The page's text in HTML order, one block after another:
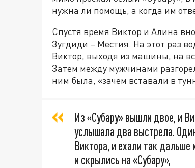
нужна ли помощь, а когда им
Спустя время Виктор и Алина
Зугдиди – Местия. На этот раз
Виктор, выходя из машины, на
Затем между мужчинами
ним была, «зачем вставали в
Из «Субару» вышли двое, и
услышала два выстрела.
Виктора, и ехали так
и скрылись на «Субару»,